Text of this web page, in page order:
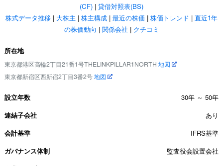
(CF) | 貸借対照表(BS)
株式データ推移 | 大株主 | 株主構成 | 最近の株価 | 株価トレンド | 直近1年
の株価動向 | 関係会社 | クチコミ
所在地
東京都港区高輪2丁目21番1号THELINKPILLAR1NORTH 地図
東京都新宿区西新宿2丁目3番2号地図
設立年数
30年 ～ 50年
連結子会社
あり
会計基準
IFRS基準
ガバナンス体制
監査役会設置会社